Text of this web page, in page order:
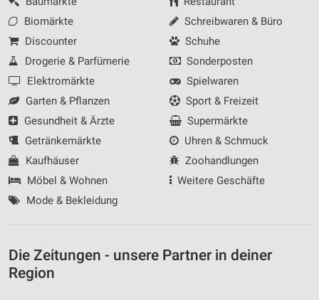
Biomärkte
Discounter
Drogerie & Parfümerie
Elektromärkte
Garten & Pflanzen
Gesundheit & Ärzte
Getränkemärkte
Kaufhäuser
Möbel & Wohnen
Mode & Bekleidung
Schreibwaren & Büro
Schuhe
Sonderposten
Spielwaren
Sport & Freizeit
Supermärkte
Uhren & Schmuck
Zoohandlungen
Weitere Geschäfte
Die Zeitungen - unsere Partner in deiner
Region